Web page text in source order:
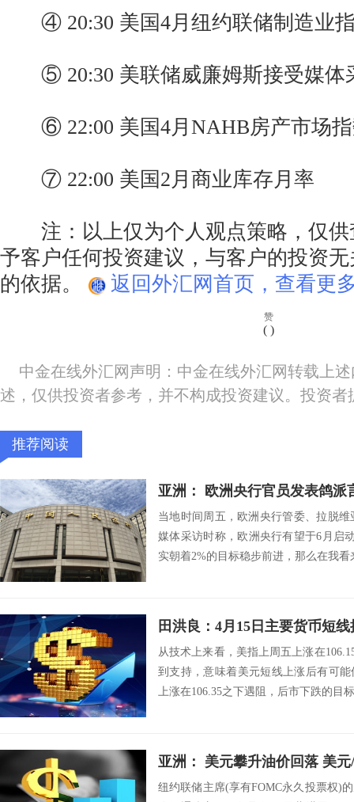
④ 20:30 美国4月纽约联储制造业
⑤ 20:30 美联储威廉姆斯接受媒体
⑥ 22:00 美国4月NAHB房产市场
⑦ 22:00 美国2月商业库存月率
注：以上仅为个人观点策略，仅供
予客户任何投资建议，与客户的投资
的依据。
返回外汇网首页，查看更
赞
( )
中金在线外汇网声明：中金在线外汇网转载上
述，仅供投资者参考，并不构成投资建议。投资
推荐阅读
亚洲： 欧洲央行官员发表鸽派
当地时间周五，欧洲央行管委、拉脱维
媒体采访时称，欧洲央行有望于6月启
实朝着2%的目标稳步前进，那么在我
田洪良：4月15日主要货币
从技术上来看，美指上周五上涨在
到支持，意味着美元短线上涨后有可
上涨在106.35之下遇阻，后市下跌的目
亚洲： 美元攀升油价回落 美
纽约联储主席(享有FOMC永久投票权)